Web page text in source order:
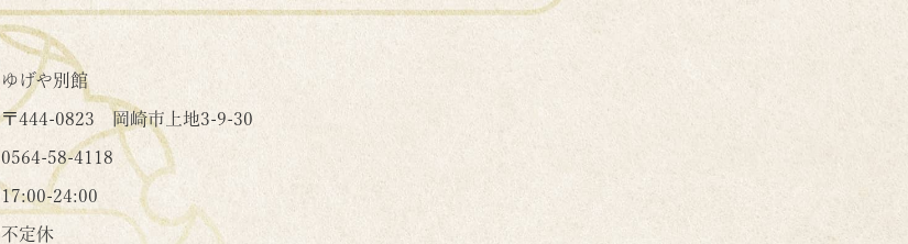
ゆげや別館
〒444-0823 岡崎市上地3-9-30
0564-58-4118
17:00-24:00
不定休